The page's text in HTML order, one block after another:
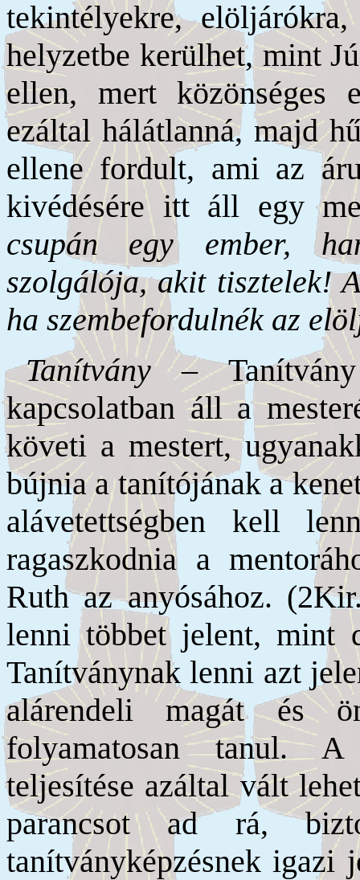
tekintélyekre,
helyzetbe kerülhet, mint
ellen, mert közönséges
ezáltal hálátlanná, majd
ellene fordult, ami az
kivédésére itt áll egy
csupán egy ember,
szolgálója, akit tisztelek!
ha szembefordulnék az
Tanítvány– Tanítvány
kapcsolatban áll a
követi a mestert,
bújnia a tanítójának a
alávetettségben kell
ragaszkodnia a
Ruth az anyósához.
lenni többet jelent, mint
Tanítványnak lenni azt
alárendeli magát és
folyamatosan tanul. A
teljesítése azáltal vált
parancsot ad rá,
tanítványképzésnek igazi